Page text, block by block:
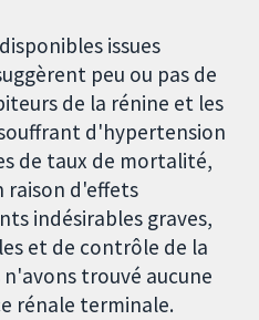
issues
peu ou pas de
de la rénine et les
d'hypertension
de taux de mortalité,
d'effets
indésirables graves,
et de contrôle de la
trouvé aucune
rénale terminale.